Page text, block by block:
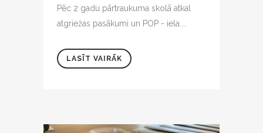
Pēc 2 gadu pārtraukuma skolā atkal
atgriežas pasākumi un POP - iela....
LASĪT VAIRĀK